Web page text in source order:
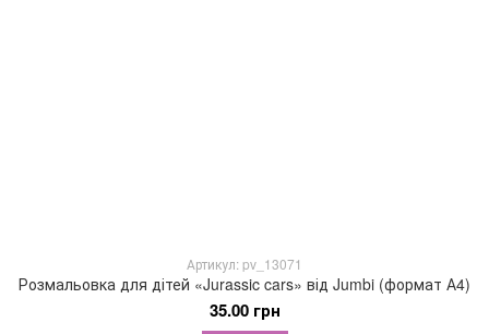
Артикул: pv_13071
Розмальовка для дітей «Jurassic cars» від Jumbi (формат А4)
35.00 грн